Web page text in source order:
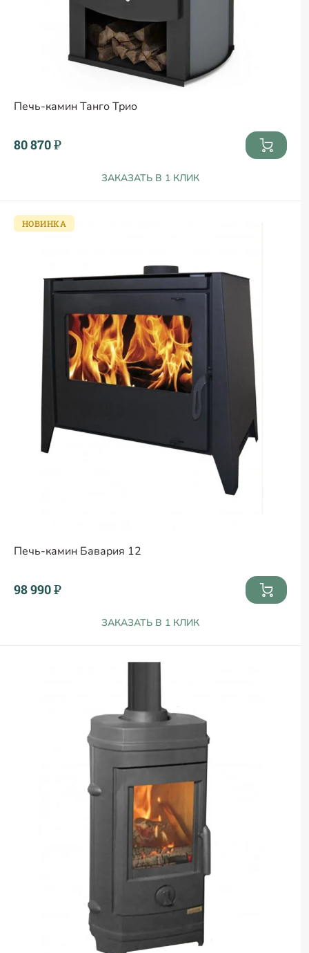
Печь-камин Танго Трио
80 870 ₽
ЗАКАЗАТЬ В 1 КЛИК
Печь-камин Бавария 12
НОВИНКА
98 990 ₽
ЗАКАЗАТЬ В 1 КЛИК